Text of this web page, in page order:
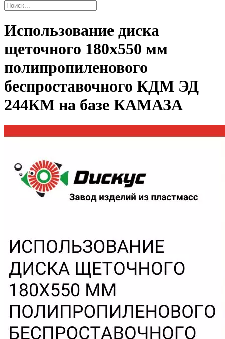
Использование диска
щеточного 180х550 мм
полипропиленового
беспроставочного КДМ ЭД
244КМ на базе КАМАЗА